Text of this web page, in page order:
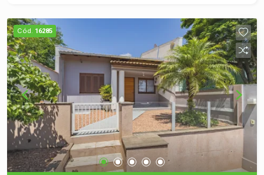
Uma ótima opção para morar bem, com
tranquilidade e praticidade! Entre em contato para
mais informações e agende sua visita.
Cód. 16285